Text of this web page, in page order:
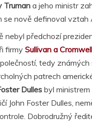
Trumana jeho ministr
se nově definoval vztah
nebyl předchozí
firmy Sullivan a Cromwell
tedy
patrech
Dullesbyl
John Foster Dulles,
Dobrodružný